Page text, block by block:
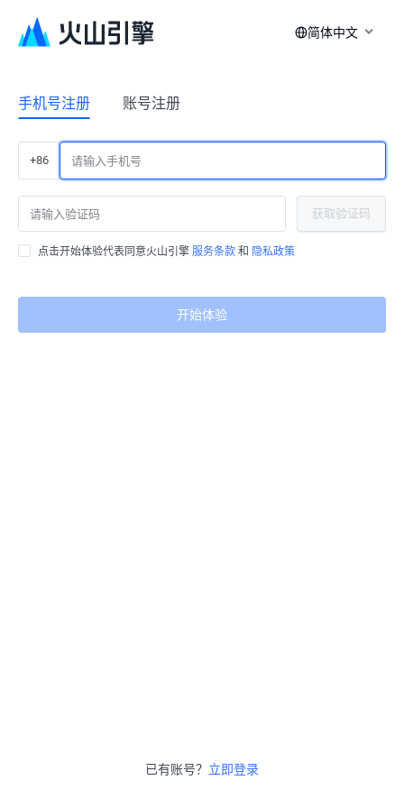
简体中文
手机号注册 账号注册
+86
获取验证码
点击开始体验代表同意火山引擎 服务条款 和 隐私政策
开始体验
已有账号？ 立即登录